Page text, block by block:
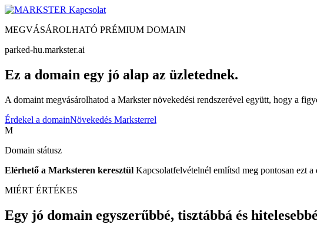
Kapcsolat
MEGVÁSÁROLHATÓ PRÉMIUM DOMAIN
parked-hu.markster.ai
Ez a domain egy jó alap az üzletednek.
A domaint megvásárolhatod a Markster növekedési rendszerével együtt, hogy a
Érdekel a domainNövekedés Marksterrel
M
Domain státusz
Elérhető a Marksteren keresztül Kapcsolatfelvételnél említsd meg pontosan ezt
MIÉRT ÉRTÉKES
Egy jó domain egyszerűbbé, tisztábbá és